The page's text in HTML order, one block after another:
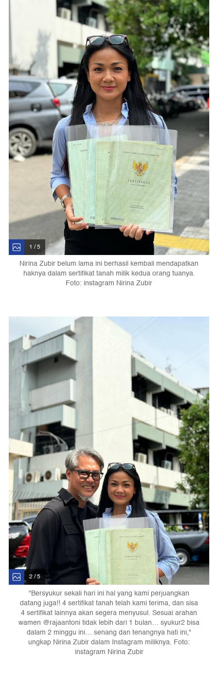
1 / 5
Nirina Zubir belum lama ini berhasil kembali mendapatkan
haknya dalam sertifikat tanah milik kedua orang tuanya.
Foto: instagram Nirina Zubir
2 / 5
"Bersyukur sekali hari ini hal yang kami perjuangkan
datang juga!! 4 sertifikat tanah telah kami terima, dan sisa
4 sertifikat lainnya akan segera menyusul. Sesuai arahan
wamen @rajaantoni tidak lebih dari 1 bulan… syukur2 bisa
dalam 2 minggu ini… senang dan tenangnya hati ini,"
ungkap Nirina Zubir dalam Instagram miliknya. Foto:
instagram Nirina Zubir